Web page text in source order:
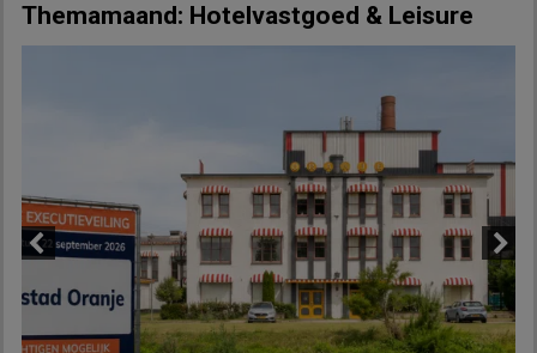
Themamaand: Hotelvastgoed & Leisure
Next